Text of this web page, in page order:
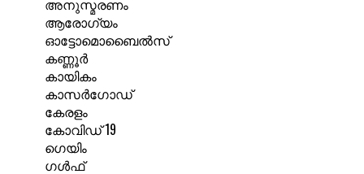
ആരോഗ്യം
ഓട്ടോമൊബൈൽസ്
കണ്ണൂർ
കായികം
കാസർഗോഡ്
കേരളം
കോവിഡ് 19
ഗെയിം
ഗൾഫ്